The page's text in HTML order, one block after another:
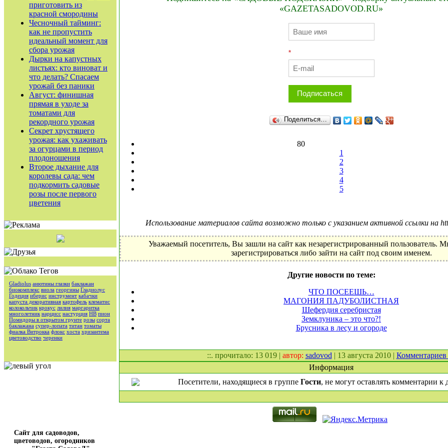
приготовить из
красной смородины
Чесночный тайминг:
как не пропустить
идеальный момент для
сбора урожая
Дырки на капустных
листьях: кто виноват и
что делать? Спасаем
урожай без паники
Август: финишная
прямая в уходе за
томатами для
рекордного урожая
Секрет хрустящего
урожая: как ухаживать
за огурцами в период
плодоношения
Второе дыхание для
королевы сада: чем
подкормить садовые
розы после первого
цветения
Gladiolus анютины глазки баклажан
биокомплекс виола георгины Гладиолус
Годеция иберис инструмент кабачки
капуста декоративная картофель клематис
колокольчик крокус лилия маргаритка
многолетник нарцисс настурция НВ пион
Помидоры в открытом грунте розы сорта
баклажана супер-лопата титан томаты
фиалка Витрокка флокс хоста хризантема
цветоводство черенки
«GAZETASADOVOD.RU»
*
Подписаться
Поделиться…
80
1
2
3
4
5
Использование материалов сайта возможно только с указанием активной ссылки на
Уважаемый посетитель, Вы зашли на сайт как незарегистрированный пользователь.
зарегистрироваться либо зайти на сайт под своим именем.
Другие новости по теме:
ЧТО ПОСЕЕШЬ…
МАГОНИЯ ПАДУБОЛИСТНАЯ
Шефердия серебристая
Земклуника – это что?!
Брусника в лесу и огороде
::. прочитало: 13 019 | автор: sadovod | 13 августа 2010 | Комментариев
Информация
Посетители, находящиеся в группе Гости, не могут оставлять комментарии
Сайт для садоводов,
цветоводов, огородников